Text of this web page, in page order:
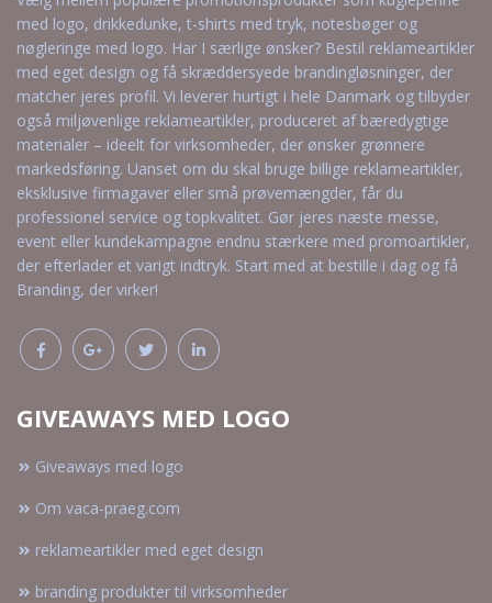
med logo, drikkedunke, t-shirts med tryk, notesbøger og
nøgleringe med logo. Har I særlige ønsker? Bestil reklameartikler
med eget design og få skræddersyede brandingløsninger, der
matcher jeres profil. Vi leverer hurtigt i hele Danmark og tilbyder
også miljøvenlige reklameartikler, produceret af bæredygtige
materialer – ideelt for virksomheder, der ønsker grønnere
markedsføring. Uanset om du skal bruge billige reklameartikler,
eksklusive firmagaver eller små prøvemængder, får du
professionel service og topkvalitet. Gør jeres næste messe,
event eller kundekampagne endnu stærkere med promoartikler,
der efterlader et varigt indtryk. Start med at bestille i dag og få
Branding, der virker!
GIVEAWAYS MED LOGO
Giveaways med logo
Om vaca-praeg.com
reklameartikler med eget design
branding produkter til virksomheder